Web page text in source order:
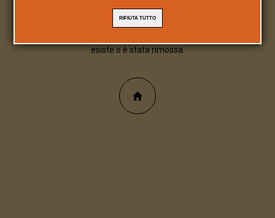
esiste o è stata rimossa.
RIFIUTA TUTTO